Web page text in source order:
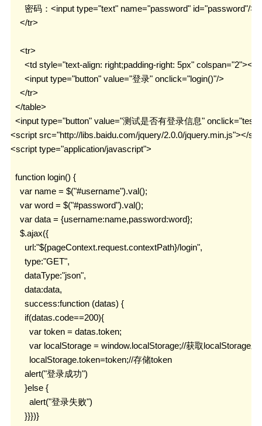
      密码：<input type="text" name="password" id="password"/>
    </tr>
    <tr>
<td style="text-align: right;padding-right: 5px" colspan="2"></
      <input type="button" value="登录" onclick="login()"/>
    </tr>
  </table>
<input type="button" value="测试是否有登录信息"
<script src="http://libs.baidu.com/jquery/2.0.0/jquery.min.js"></
<script type="application/javascript">
  function login() {
    var name = $("#username").val();
    var word = $("#password").val();
    var data = {username:name,password:word};
    $.ajax({
      url:"${pageContext.request.contextPath}/login",
      type:"GET",
      dataType:"json",
      data:data,
      success:function (datas) {
      if(datas.code==200){
        var token = datas.token;
var localStorage = window.localStorage;//获取
        localStorage.token=token;//存储token
      alert("登录成功")
      }else {
        alert("登录失败")
      }}})}